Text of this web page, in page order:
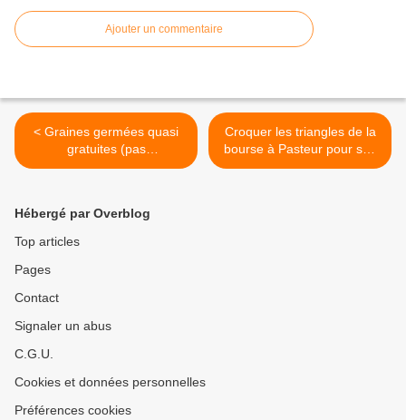
Ajouter un commentaire
< Graines germées quasi
gratuites (pas
d'investissement) :
Croquer les triangles de la
bourse à Pasteur pour son
probable apport en calcium
Hébergé par Overblog
Top articles
Pages
Contact
Signaler un abus
C.G.U.
Cookies et données personnelles
Préférences cookies